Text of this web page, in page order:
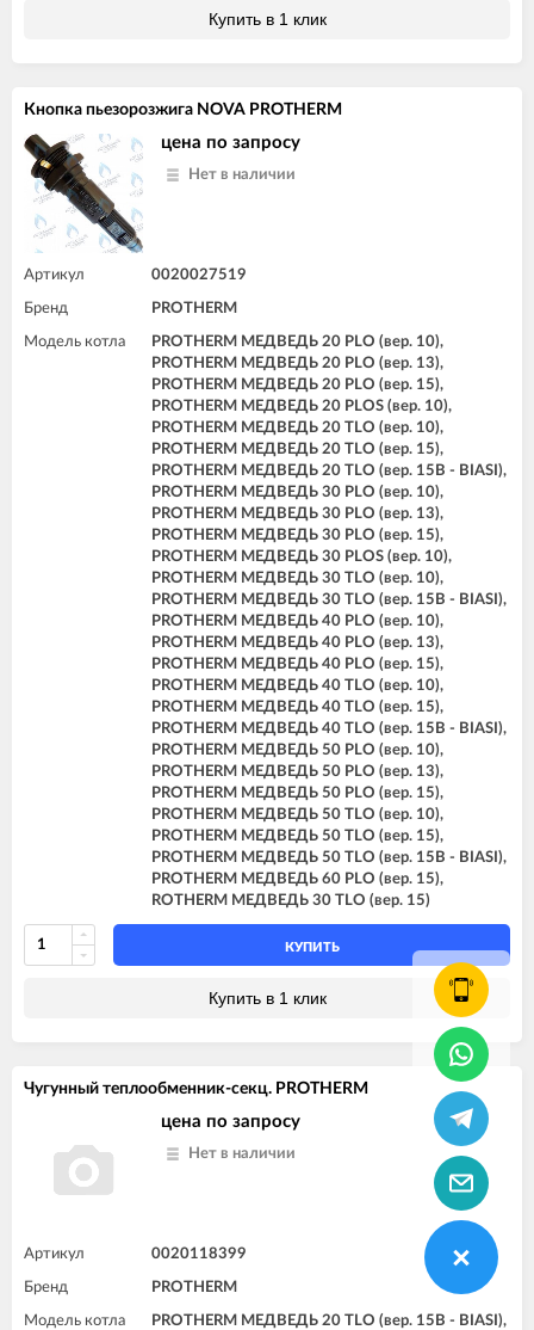
Купить в 1 клик
Кнопка пьезорозжига NOVA PROTHERM
цена по запросу
Нет в наличии
Артикул 0020027519
Бренд PROTHERM
Модель котла
PROTHERM МЕДВЕДЬ 20 PLO (вер. 10),
PROTHERM МЕДВЕДЬ 20 PLO (вер. 13),
PROTHERM МЕДВЕДЬ 20 PLO (вер. 15),
PROTHERM МЕДВЕДЬ 20 PLOS (вер. 10),
PROTHERM МЕДВЕДЬ 20 TLO (вер. 10),
PROTHERM МЕДВЕДЬ 20 TLO (вер. 15),
PROTHERM МЕДВЕДЬ 20 TLO (вер. 15B - BIASI),
PROTHERM МЕДВЕДЬ 30 PLO (вер. 10),
PROTHERM МЕДВЕДЬ 30 PLO (вер. 13),
PROTHERM МЕДВЕДЬ 30 PLO (вер. 15),
PROTHERM МЕДВЕДЬ 30 PLOS (вер. 10),
PROTHERM МЕДВЕДЬ 30 TLO (вер. 10),
PROTHERM МЕДВЕДЬ 30 TLO (вер. 15B - BIASI),
PROTHERM МЕДВЕДЬ 40 PLO (вер. 10),
PROTHERM МЕДВЕДЬ 40 PLO (вер. 13),
PROTHERM МЕДВЕДЬ 40 PLO (вер. 15),
PROTHERM МЕДВЕДЬ 40 TLO (вер. 10),
PROTHERM МЕДВЕДЬ 40 TLO (вер. 15),
PROTHERM МЕДВЕДЬ 40 TLO (вер. 15B - BIASI),
PROTHERM МЕДВЕДЬ 50 PLO (вер. 10),
PROTHERM МЕДВЕДЬ 50 PLO (вер. 13),
PROTHERM МЕДВЕДЬ 50 PLO (вер. 15),
PROTHERM МЕДВЕДЬ 50 TLO (вер. 10),
PROTHERM МЕДВЕДЬ 50 TLO (вер. 15),
PROTHERM МЕДВЕДЬ 50 TLO (вер. 15B - BIASI),
PROTHERM МЕДВЕДЬ 60 PLO (вер. 15),
ROTHERM МЕДВЕДЬ 30 TLO (вер. 15)
КУПИТЬ
Купить в 1 клик
Чугунный теплообменник-секц. PROTHERM
цена по запросу
Нет в наличии
Артикул 0020118399
Бренд PROTHERM
Модель котла PROTHERM МЕДВЕДЬ 20 TLO (вер. 15B - BIASI),